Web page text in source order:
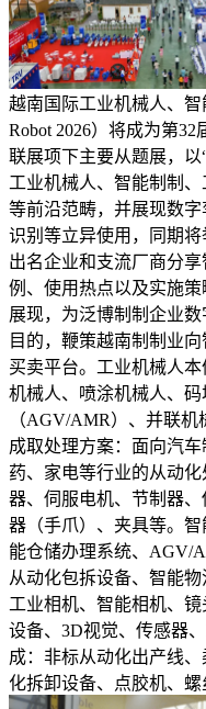
越南国际工业机械人、
Robot 2026）将成为第
联展项下主要从题展，以
工业机械人、智能制制
等前沿范畴，并展现数
识别等立异使用，同期将
出名企业和支流厂商分
例、使用热点以及实施
展现，为泛博制制企业
目的，鞭策越南制制业
买卖平台。工业机械人
机械人、喷涂机械人、
（AGV/AMR）、并联
成取处理方案：面向汽
药、家电等行业的从动
器、伺服电机、节制器
器（手爪）、夹具等。
能仓储办理系统、AGV/
从动化包拆设备、智能
工业相机、智能相机、
设备、3D视觉、传感器
成：非标从动化出产线
化拆卸设备、点胶机、螺